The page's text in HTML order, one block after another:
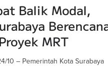
Balik Modal,
MRT
10 – Pemerintah Kota Surabaya